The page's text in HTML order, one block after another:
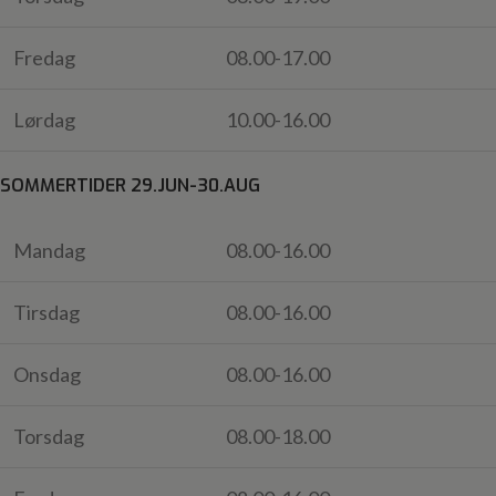
Fredag 08.00-17.00
Lørdag 10.00-16.00
SOMMERTIDER 29.JUN-30.AUG
Mandag 08.00-16.00
Tirsdag 08.00-16.00
Onsdag 08.00-16.00
Torsdag 08.00-18.00